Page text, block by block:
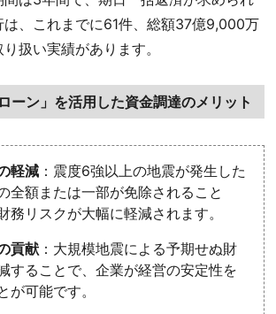
は、これまでに61件、総額37億9,000万
扱い実績があります。
ーン」を活用した資金調達のメリット
軽減 ：震度6強以上の地震が発生した
全額または一部が免除されること
務リスクが大幅に軽減されます。
貢献 ：大規模地震による予期せぬ財
することで、企業が経営の安定性を
が可能です。